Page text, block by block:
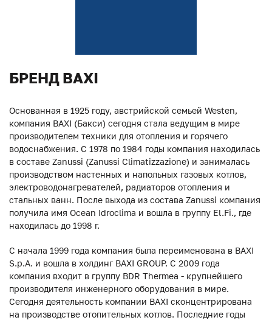
БРЕНД BAXI
Основанная в 1925 году, австрийской семьей Westen,
компания BAXI (Бакси) сегодня стала ведущим в мире
производителем техники для отопления и горячего
водоснабжения. С 1978 по 1984 годы компания находилась
в составе Zanussi (Zanussi Climatizzazione) и занималась
производством настенных и напольных газовых котлов,
электроводонагревателей, радиаторов отопления и
стальных ванн. После выхода из состава Zanussi компания
получила имя Ocean Idroclima и вошла в группу El.Fi., где
находилась до 1998 г.
С начала 1999 года компания была переименована в BAXI
S.p.A. и вошла в холдинг BAXI GROUP. С 2009 года
компания входит в группу BDR Thermea - крупнейшего
производителя инженерного оборудования в мире.
Сегодня деятельность компании BAXI сконцентрирована
на производстве отопительных котлов. Последние годы